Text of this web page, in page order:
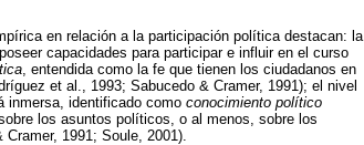
en relación a la participación política destacan: la
capacidades para participar e influir en el curso
, entendida como la fe que tienen los ciudadanos en
et al., 1993; Sabucedo & Cramer, 1991); el nivel
inmersa, identificado como conocimiento político
los asuntos políticos, o al menos, sobre los
1991; Soule, 2001).